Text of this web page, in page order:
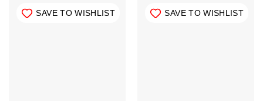
SAVE TO WISHLIST SAVE TO WISHLIST